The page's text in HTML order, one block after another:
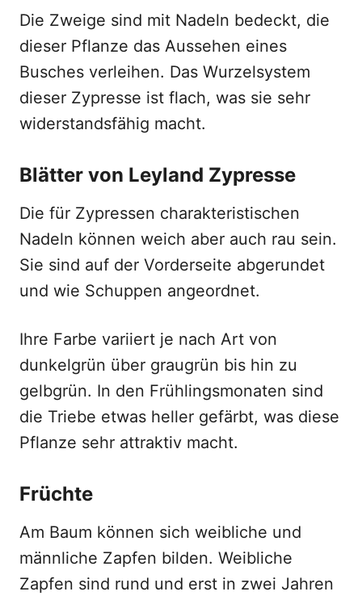
Die Zweige sind mit Nadeln bedeckt, die
dieser Pflanze das Aussehen eines
Busches verleihen. Das Wurzelsystem
dieser Zypresse ist flach, was sie sehr
widerstandsfähig macht.
Blätter von Leyland Zypresse
Die für Zypressen charakteristischen
Nadeln können weich aber auch rau sein.
Sie sind auf der Vorderseite abgerundet
und wie Schuppen angeordnet.
Ihre Farbe variiert je nach Art von
dunkelgrün über graugrün bis hin zu
gelbgrün. In den Frühlingsmonaten sind
die Triebe etwas heller gefärbt, was diese
Pflanze sehr attraktiv macht.
Früchte
Am Baum können sich weibliche und
männliche Zapfen bilden. Weibliche
Zapfen sind rund und erst in zwei Jahren